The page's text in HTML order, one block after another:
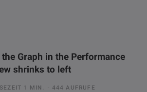
Graph in the Performance
shrinks to left
1 MIN. 444 AUFRUFE